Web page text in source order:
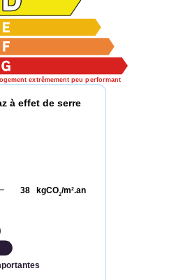
logement extrêmement peu performant
à effet de serre
kgCO2/m2.an
38